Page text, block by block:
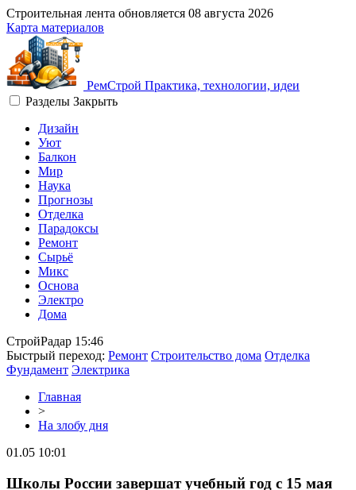
Строительная лента обновляется 08 августа 2026
Карта материалов
РемСтрой Практика, технологии, идеи
Разделы Закрыть
Дизайн
Уют
Балкон
Мир
Наука
Прогнозы
Отделка
Парадоксы
Ремонт
Сырьё
Микс
Основа
Электро
Дома
СтройРадар 15:46
Быстрый переход: Ремонт Строительство дома Отделка
Фундамент Электрика
Главная
>
На злобу дня
01.05 10:01
Школы России завершат учебный год с 15 мая